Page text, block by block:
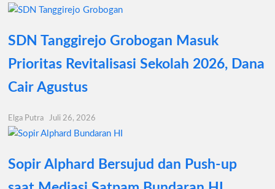
SDN Tanggirejo Grobogan Masuk
Prioritas Revitalisasi Sekolah 2026, Dana
Cair Agustus
Elga Putra Juli 26, 2026
Sopir Alphard Bersujud dan Push-up